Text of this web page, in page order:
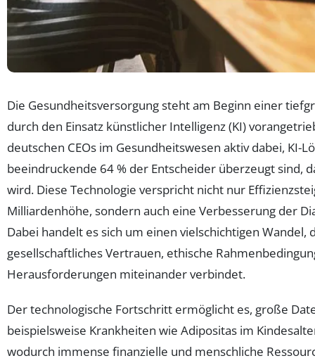
Die Gesundheitsversorgung steht am Beginn einer
durch den Einsatz künstlicher Intelligenz (KI)
deutschen CEOs im Gesundheitswesen aktiv dabei, KI-
beeindruckende 64 % der Entscheider überzeugt sind,
wird. Diese Technologie verspricht nicht nur
Milliardenhöhe, sondern auch eine Verbesserung der
Dabei handelt es sich um einen vielschichtigen Wandel,
gesellschaftliches Vertrauen, ethische
Herausforderungen miteinander verbindet.
Der technologische Fortschritt ermöglicht es, große
beispielsweise Krankheiten wie Adipositas im
wodurch immense finanzielle und menschliche